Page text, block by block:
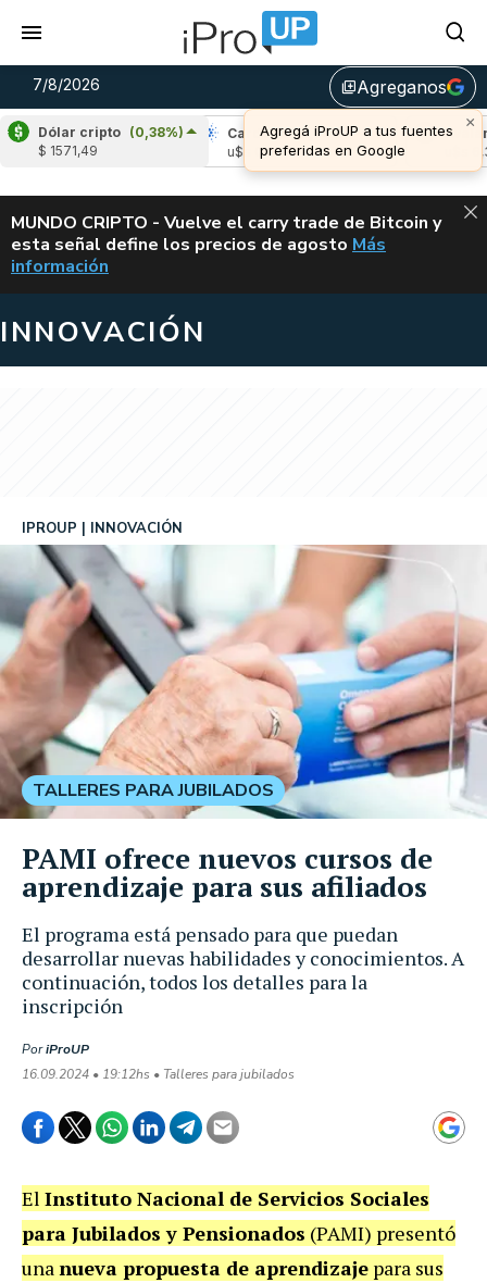
7/8/2026 library_addAgreganos
×
Agregá iProUP a tus fuentes
preferidas en Google
Dólar cripto (0,38%)
$ 1571,49
(-3,18%)
Cardano (5,84%)
u$s 0,20
ALERTA
MUNDO CRIPTO - Vuelve el carry trade de Bitcoin y
esta señal define los precios de agosto VUELVE EL
Más
información
INNOVACIÓN
El programa está pensado para que puedan
desarrollar nuevas habilidades y conocimientos. A
continuación, todos los detalles para la
inscripción
IPROUP INNOVACIÓN
PoriProUP
16.09.2024 • 19:12hs • Talleres para jubilados
TALLERES PARA JUBILADOS
PAMI ofrece nuevos cursos de
aprendizaje para sus afiliados
El Instituto Nacional de Servicios Sociales
para Jubilados y Pensionados (PAMI) presentó
unanueva propuesta de aprendizaje para sus